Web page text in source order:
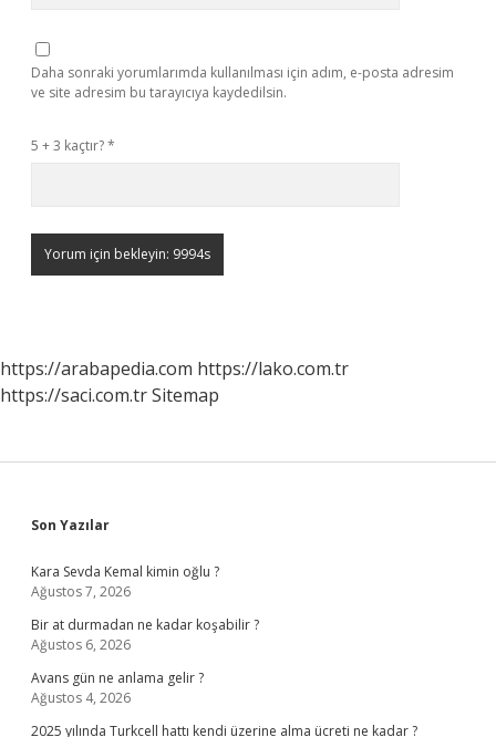
Daha sonraki yorumlarımda kullanılması için adım, e-posta adresim
ve site adresim bu tarayıcıya kaydedilsin.
5 + 3 kaçtır?*
https://arabapedia.com https://lako.com.tr
https://saci.com.trSitemap
Sidebar
Son Yazılar
Kara Sevda Kemal kimin oğlu ?
Ağustos 7, 2026
Bir at durmadan ne kadar koşabilir ?
Ağustos 6, 2026
Avans gün ne anlama gelir ?
Ağustos 4, 2026
2025 yılında Turkcell hattı kendi üzerine alma ücreti ne kadar ?